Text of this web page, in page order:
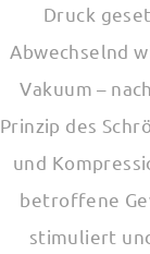
Druck
Abwechselnd
Vakuum –
Prinzip des
und
betroffene
stimuliert